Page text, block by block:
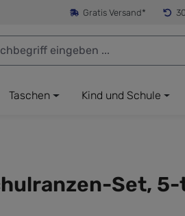
Gratis Versand*
Taschen Kind und Schule
Set,